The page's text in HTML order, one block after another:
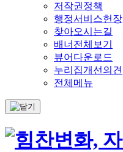
저작권정책
행정서비스헌장
찾아오시는길
배너전체보기
뷰어다운로드
누리집개선의견
전체메뉴